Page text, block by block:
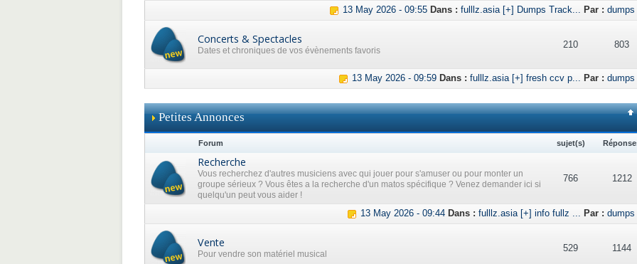
13 May 2026 - 09:55 Dans : fulllz.asia [+] Dumps Track... Par : dumps
Concerts & Spectacles
Dates et chroniques de vos évènements favoris
210 803
13 May 2026 - 09:59 Dans : fulllz.asia [+] fresh ccv p... Par : dumps
Petites Annonces
Forum sujet(s)
Recherche
Vous recherchez d'autres musiciens avec qui jouer pour s'amuser ou pour monter un
groupe sérieux ? Vous êtes a la recherche d'un matos spécifique ? Venez demander ici si
quelqu'un peut vous aider !
766 1212
13 May 2026 - 09:44 Dans : fulllz.asia [+] info fullz ... Par : dumps
Vente
Pour vendre son matériel musical
529 1144